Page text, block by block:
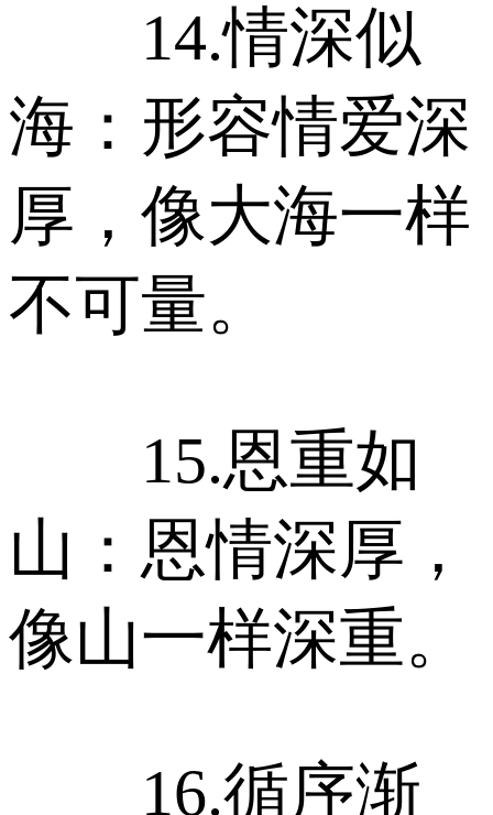
14.情深似
海：形容情爱深
厚，像大海一样
不可量。
15.恩重如
山：恩情深厚，
像山一样深重。
16.循序渐